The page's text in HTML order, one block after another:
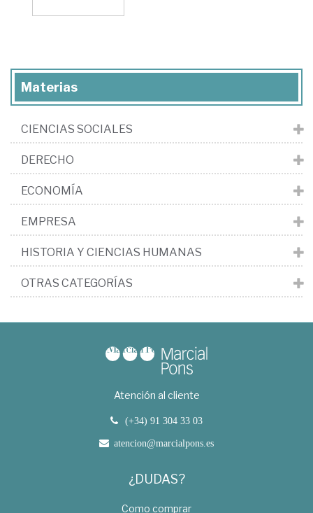
Materias
CIENCIAS SOCIALES
DERECHO
ECONOMÍA
EMPRESA
HISTORIA Y CIENCIAS HUMANAS
OTRAS CATEGORÍAS
Atención al cliente
(+34) 91 304 33 03
atencion@marcialpons.es
¿DUDAS?
Como comprar